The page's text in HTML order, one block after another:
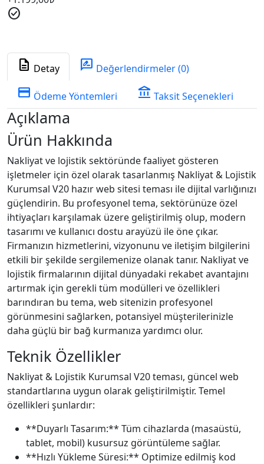
check_circle
description Detay rate_review Değerlendirmeler (0)
credit_card Ödeme Yöntemleri account_balance Taksit Seçenekleri
Açıklama
Ürün Hakkında
Nakliyat ve lojistik sektöründe faaliyet gösteren
işletmeler için özel olarak tasarlanmış Nakliyat & Lojistik
Kurumsal V20 hazır web sitesi teması ile dijital varlığınızı
güçlendirin. Bu profesyonel tema, sektörünüze özel
ihtiyaçları karşılamak üzere geliştirilmiş olup, modern
tasarımı ve kullanıcı dostu arayüzü ile öne çıkar.
Firmanızın hizmetlerini, vizyonunu ve iletişim bilgilerini
etkili bir şekilde sergilemenize olanak tanır. Nakliyat ve
lojistik firmalarının dijital dünyadaki rekabet avantajını
artırmak için gerekli tüm modülleri ve özellikleri
barındıran bu tema, web sitenizin profesyonel
görünmesini sağlarken, potansiyel müşterilerinizle
daha güçlü bir bağ kurmanıza yardımcı olur.
Teknik Özellikler
Nakliyat & Lojistik Kurumsal V20 teması, güncel web
standartlarına uygun olarak geliştirilmiştir. Temel
özellikleri şunlardır:
**Duyarlı Tasarım:** Tüm cihazlarda (masaüstü,
tablet, mobil) kusursuz görüntüleme sağlar.
**Hızlı Yükleme Süresi:** Optimize edilmiş kod